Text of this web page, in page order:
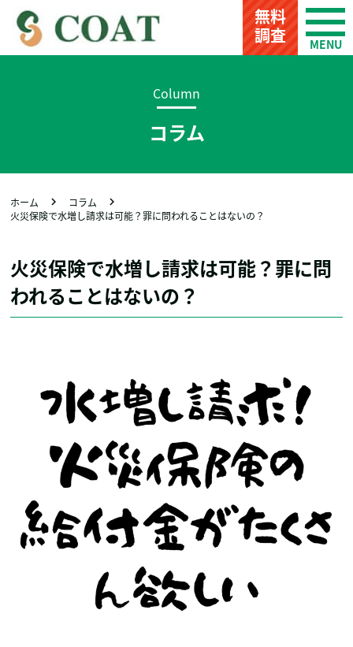
無料
調査
Column
コラム
ホーム
コラム
火災保険で水増し請求は可能？罪に問われることはないの？
火災保険で水増し請求は可能？罪に問
われることはないの？